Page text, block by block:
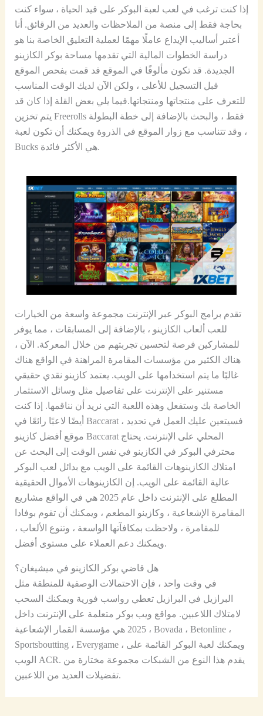
إذا كنت ترغب في لعب لعبة البوكر على قيد الحياة ، سواء كنت
بحاجة فقط إلى منصة من الملاحظات والعديد من الرقائق. أنا
أعتبر أساليب الإيداع عاملًا مهمًا لعملية التعليق الخاصة بنا هو
دراسة الخطوات المالية التي تقدمها مساحة بوكر الكازينو
الجديدة. قد تكون مألوفًا في الموقع قد قمت بفحص الموقع
قبل التسجيل للأعلى ، ولكن الآن لديك الوقت المناسب
للتعرف على منتجاتها ومنتجاتها.فيما يلي بعض القلة إذا كان قد
يتم تخزين Freerolls فقط ، والبحث بالإضافة إلى خطة البطولة
، وقد تتناسب مع زوار الموقع في الذروة ويمكنك أن تكون لعبة
Bucks هي الأكثر فائدة.
تقدم برامج البوكر عبر الإنترنت مجموعة واسعة من الخيارات
للعب ألعاب الكازينو ، بالإضافة إلى المسابقات ، مما يوفر
للمشاركين فرصة لتحسين تجربتهم من خلال المعركة. الآن ،
هناك الكثير من مؤسسات المقامرة المراهنة في الواقع هناك
غالبًا ما يتم استخدامها على الويب. يعتمد كازينو نقدي حقيقي
مستنير على الإنترنت على تفاصيل مثل وسائل الاستثمار
الخاصة بك وستفعل وهذه اللعبة التي نريد أن نناقمها. إذا كنت
أيضًا لاعبًا رائعًا في Baccarat ، فسيتعين عليك العمل في تحديد
موقع أفضل كازينو Baccarat المحلي على الإنترنت. يحتاج
محترفي البوكر في الكازينو في نفس الوقت إلى البحث عن
امتلاك الكازينوهات القائمة على الويب مع بدائل لعب البوكر
عالية القائمة على الويب. إن الكازينوهات الأموال الحقيقية
المطلع على الإنترنت داخل عام 2025 هي في الواقع مشاريع
المقامرة الإشعاعية ، وكازينو المطعم ، ويمكنك أن تقوم بوفادا
للمقامرة ، ولاحظت بمكافآتها الواسعة ، وتنوع الألعاب ،
ويمكنك دعم العملاء على مستوى أفضل.
هل قاضي بوكر الكازينو في ميشيغان؟
في وقت واحد ، فإن الاحتمالات الوصفية للمنطقة مثل
البرازيل في البرازيل تعطي رواسب فورية ويمكنك السحب
لامتلاك اللاعبين. مواقع ويب بوكر متعلمة على الإنترنت داخل
2025 هي مؤسسة القمار الإشعاعية ، Bovada ، Betonline ،
Sportsboutting ، Everygame ، ويمكنك لعبة البوكر القائمة على
الويب ACR. يقدم هذا النوع من الشبكات مجموعة مختارة من
تفضيلات العديد من اللاعبين.